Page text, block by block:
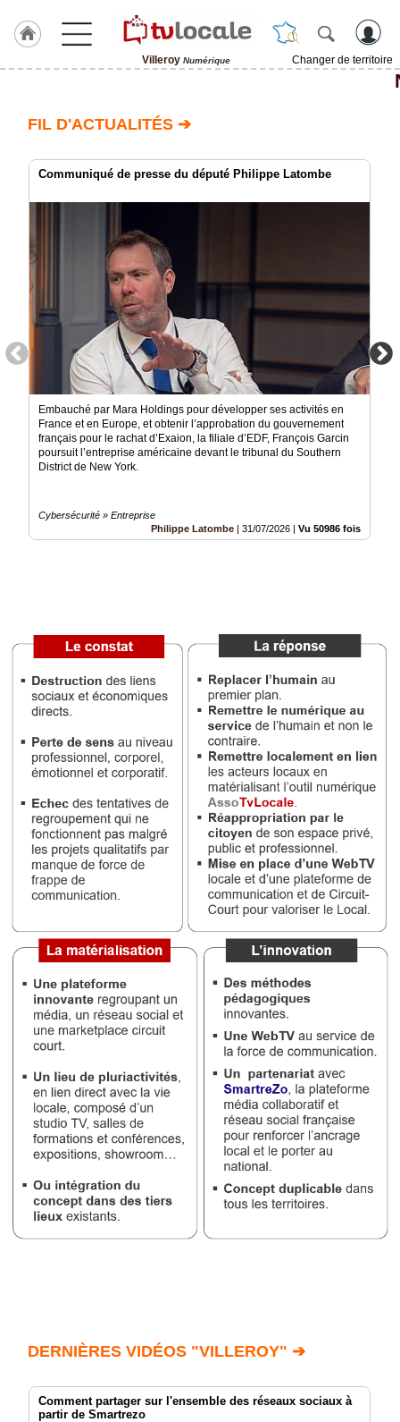
Villeroy Numérique
Changer de territoire
Villeroy
TvLocale
Accueil
RUBRIQUES
Gazette
Médias
groupe
Inscription
FIL D'ACTUALITÉS ➔
Communiqué de presse du député Philippe Latombe
Embauché par Mara Holdings pour développer ses activités en
France et en Europe, et obtenir l’approbation du gouvernement
français pour le rachat d’Exaion, la filiale d’EDF, François Garcin
poursuit l’entreprise américaine devant le tribunal du Southern
District de New York.
Cybersécurité » Entreprise
Philippe Latombe
31/07/2026 Vu 50986 fois
DERNIÈRES VIDÉOS "VILLEROY" ➔
Comment partager sur l'ensemble des réseaux sociaux à
partir de Smartrezo